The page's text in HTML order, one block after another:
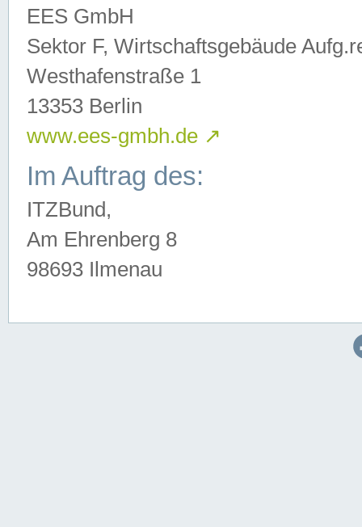
EES GmbH
Sektor F, Wirtschaftsgebäude
Westhafenstraße 1
13353 Berlin
www.ees-gmbh.de ↗
Im Auftrag des:
ITZBund,
Am Ehrenberg 8
98693 Ilmenau